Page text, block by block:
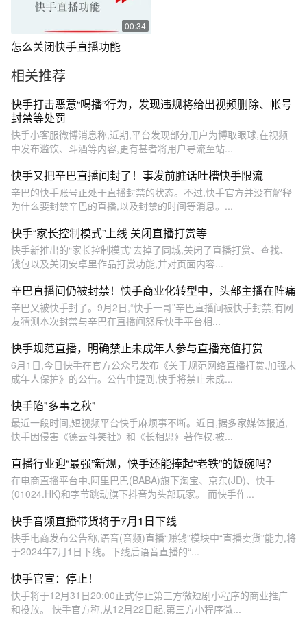
00:34
怎么关闭快手直播功能
相关推荐
快手打击恶意“喝播”行为，发现违规将给出视频删除、帐号
封禁等处罚
快手小客服微博消息称,近期,平台发现部分用户为博取眼球,在视频
中发布滥饮、斗酒等内容,更有甚者将用户导流至站...
快手又把辛巴直播间封了！事发前脏话吐槽快手限流
辛巴的快手账号正处于直播封禁的状态。不过,快手官方并没有解释
为什么要封禁辛巴的直播,以及封禁的时间等消息。...
快手“家长控制模式”上线 关闭直播打赏等
快手新推出的“家长控制模式”去掉了同城,关闭了直播打赏、查找、
钱包以及关闭安卓里作品打赏功能,并对页面内容...
辛巴直播间仍被封禁！快手商业化转型中，头部主播在阵痛
辛巴又被快手封了。9月2日,“快手一哥”辛巴直播间被快手封禁,有网
友猜测本次封禁与辛巴在直播间怒斥快手平台相...
快手规范直播，明确禁止未成年人参与直播充值打赏
6月1日,今日快手在官方公众号发布《关于规范网络直播打赏,加强未
成年人保护》的公告。公告中提到,快手将禁止未成...
快手陷"多事之秋"
最近一段时间,短视频平台快手麻烦事不断。近日,据多家媒体报道,
快手因侵害《德云斗笑社》和《长相思》著作权,被...
直播行业迎“最强”新规，快手还能捧起“老铁”的饭碗吗？
在电商直播平台中,阿里巴巴(BABA)旗下淘宝、京东(JD)、快手
(01024.HK)和字节跳动旗下抖音为头部玩家。 而快手作...
快手音频直播带货将于7月1日下线
快手电商发布公告称,语音(音频)直播“赚钱”模块中“直播卖货”能力,将
于2024年7月1日下线。下线后语音直播的“...
快手官宣：停止！
快手将于12月31日20:00正式停止第三方微短剧小程序的商业推广
和投放。 快手官方称,从12月22日起,第三方小程序微...